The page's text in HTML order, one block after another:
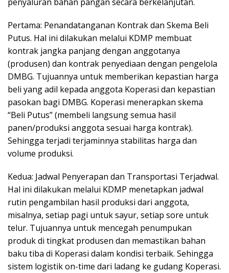
Pertama: Penandatanganan Kontrak dan Skema Beli
Putus. Hal ini dilakukan melalui KDMP membuat
kontrak jangka panjang dengan anggotanya
(produsen) dan kontrak penyediaan dengan pengelola
DMBG. Tujuannya untuk memberikan kepastian harga
beli yang adil kepada anggota Koperasi dan kepastian
pasokan bagi DMBG. Koperasi menerapkan skema
“Beli Putus” (membeli langsung semua hasil
panen/produksi anggota sesuai harga kontrak).
Sehingga terjadi terjaminnya stabilitas harga dan
volume produksi.
Kedua: Jadwal Penyerapan dan Transportasi Terjadwal.
Hal ini dilakukan melalui KDMP menetapkan jadwal
rutin pengambilan hasil produksi dari anggota,
misalnya, setiap pagi untuk sayur, setiap sore untuk
telur. Tujuannya untuk mencegah penumpukan
produk di tingkat produsen dan memastikan bahan
baku tiba di Koperasi dalam kondisi terbaik. Sehingga
sistem logistik on-time dari ladang ke gudang Koperasi.